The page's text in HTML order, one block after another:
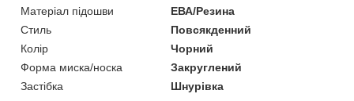
Матеріал підошви
ЕВА/Резина
Стиль
Повсякденний
Колір
Чорний
Форма миска/носка
Закруглений
Застібка
Шнурівка